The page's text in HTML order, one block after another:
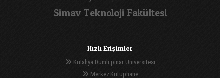
Simav Teknoloji Fakültesi
Hızlı Erişimler
Kütahya Dumlupınar Üniversitesi
Merkez Kütüphane